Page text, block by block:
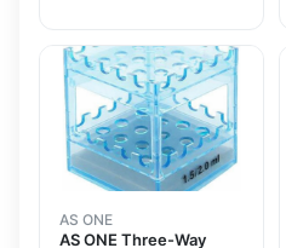
AS ONE
AS ONE Three-Way